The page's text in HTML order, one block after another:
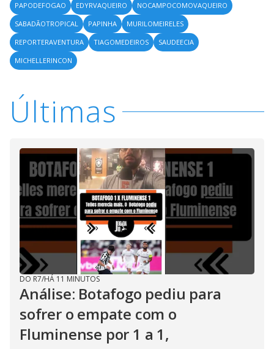
PAPODEFOGAO
EDYRVAQUEIRO
NOCAMPOCOMOVAQUEIRO
SABADÃOTROPICAL
PAPINHA
MURILOMEIRELES
REPORTERAVENTURA
TIAGOMEDEIROS
SAUDEECIA
MICHELLERINCON
Últimas
DO R7/HÁ 11 MINUTOS
Análise: Botafogo pediu para
sofrer o empate com o
Fluminense por 1 a 1,